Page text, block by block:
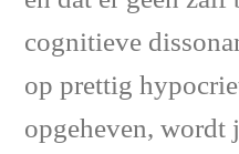
cognitieve
op prettig
opgeheven, wordt